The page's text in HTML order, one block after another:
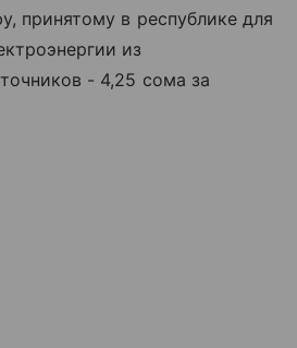
принятому в республике для
из
- 4,25 сома за